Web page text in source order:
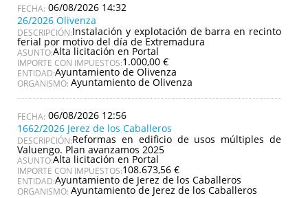
06/08/2026 14:32
26/2026 Olivenza
DESCRIPCIÓN:Instalación y explotación de barra en recinto
ferial por motivo del día de Extremadura
ASUNTO:Alta licitación en Portal
IMPORTE CON IMPUESTOS:1.000,00 €
ENTIDAD:Ayuntamiento de Olivenza
ORGANISMO: Ayuntamiento de Olivenza
06/08/2026 12:56
1662/2026 Jerez de los Caballeros
DESCRIPCIÓN:Reformas en edificio de usos múltiples de
Valuengo. Plan avanzamos 2025
ASUNTO:Alta licitación en Portal
IMPORTE CON IMPUESTOS:108.673,56 €
ENTIDAD:Ayuntamiento de Jerez de los Caballeros
ORGANISMO: Ayuntamiento de Jerez de los Caballeros